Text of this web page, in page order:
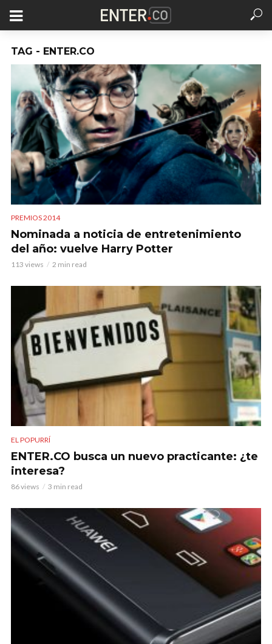
TAG - ENTER.CO
PREMIOS 2014
Nominada a noticia de entretenimiento
del año: vuelve Harry Potter
113 views 2 min read
EL POPURRÍ
ENTER.CO busca un nuevo practicante: ¿te
interesa?
86 views 3 min read